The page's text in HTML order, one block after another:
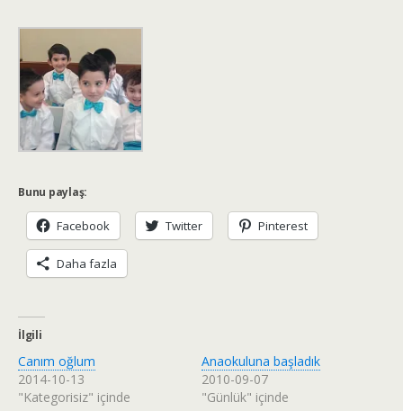
Bunu paylaş:
Facebook Twitter Pinterest
Daha fazla
İlgili
Canım oğlum
2014-10-13
"Kategorisiz" içinde
Anaokuluna başladık
2010-09-07
"Günlük" içinde